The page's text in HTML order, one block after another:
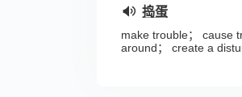
捣蛋
make trouble； cause
around； create a